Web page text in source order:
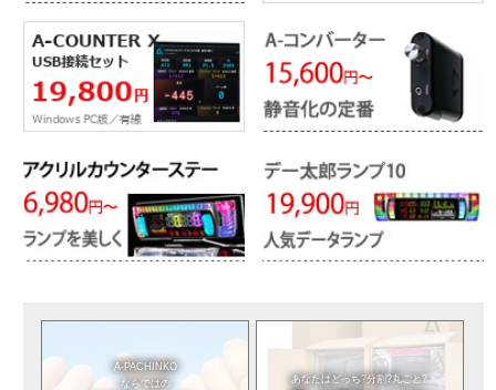
A-PACHINKO
ならではの
あなたはどっち?分割?丸ごと?